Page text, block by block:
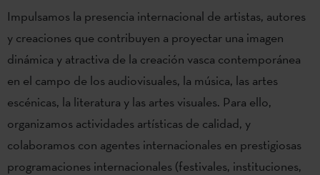
Impulsamos la presencia internacional de artistas, autores
y creaciones que contribuyen a proyectar una imagen
dinámica y atractiva de la creación vasca contemporánea
en el campo de los audiovisuales, la música, las artes
escénicas, la literatura y las artes visuales. Para ello,
organizamos actividades artísticas de calidad, y
colaboramos con agentes internacionales en prestigiosas
programaciones internacionales (festivales, instituciones,